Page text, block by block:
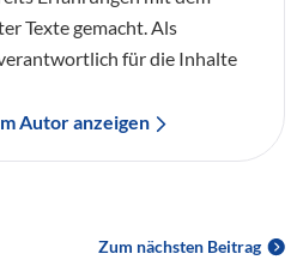
Texte gemacht. Als
für die Inhalte
Autor anzeigen
Zum nächsten Beitrag